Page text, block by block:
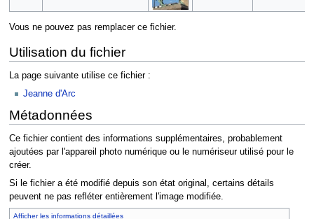
Vous ne pouvez pas remplacer ce fichier.
Utilisation du fichier
La page suivante utilise ce fichier :
Jeanne d'Arc
Métadonnées
Ce fichier contient des informations supplémentaires, probablement
ajoutées par l'appareil photo numérique ou le numériseur utilisé pour le
créer.
Si le fichier a été modifié depuis son état original, certains détails
peuvent ne pas refléter entièrement l'image modifiée.
Afficher les informations détaillées